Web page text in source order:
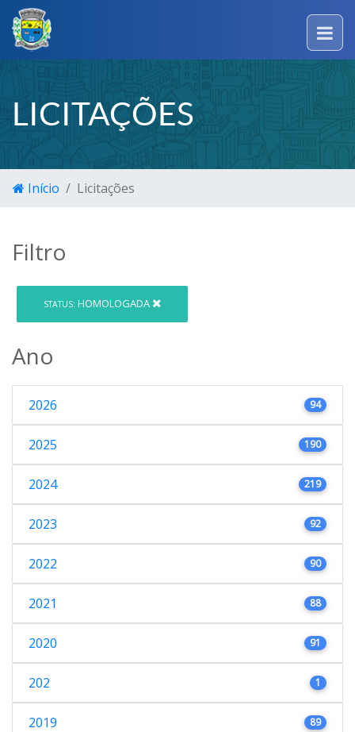
LICITAÇÕES
Início Licitações
Filtro
STATUS: HOMOLOGADA
Ano
2026 94
2025 190
2024 219
2023 92
2022 90
2021 88
2020 91
202 1
2019 89